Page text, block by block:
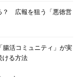
？ 広報を狙う「悪徳営
活コミュニティ」が実
ける方法